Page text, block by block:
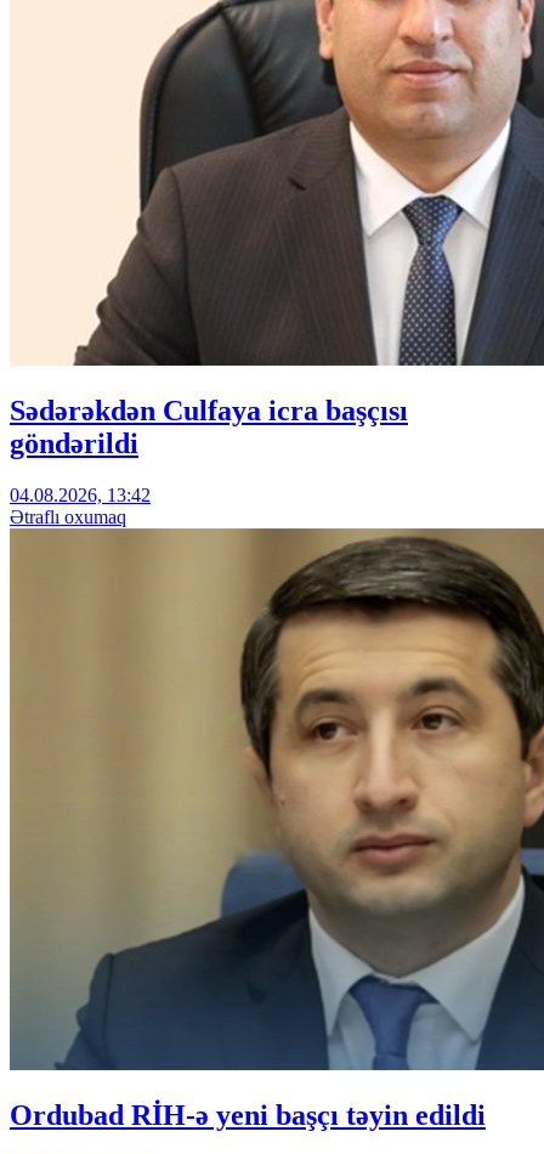
Sədərəkdən Culfaya icra başçısı
göndərildi
04.08.2026, 13:42
Ətraflı oxumaq
Ordubad RİH-ə yeni başçı təyin edildi